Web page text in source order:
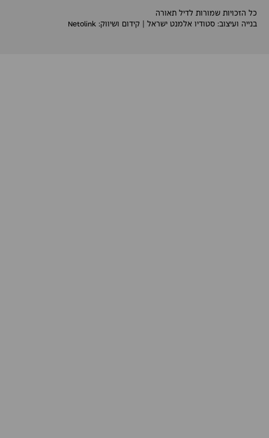
כל הזכויות שמורות לדיל תאורה
בנייה ועיצוב: סטודיו אלמנט ישראל | קידום ושיווק: Netolink